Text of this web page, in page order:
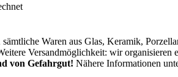
Waren aus Glas, Keramik,
Versandmöglichkeit: wir
von Gefahrgut! Nähere Informationen